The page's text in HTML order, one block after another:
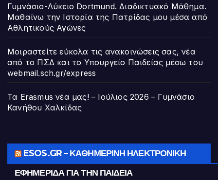
Γυμνάσιο-Λύκειο Dortmund. Διαδικτυακό Μάθημα.
Μαθαίνω την Ιστορία της Πατρίδας μου μέσα από
Αθλητικούς Αγώνες
Μοιραστείτε εύκολα τις ανακοινώσεις σας, νέα
από το ΠΣΔ και το Υπουργείο Παιδείας μέσω του
webmail.sch.gr/express
Τα Erasmus νέα μας! – Ιούλιος 2026 – Γυμνάσιο
Κανήθου Χαλκίδας
ESOS.GR – ΚΑΘΗΜΕΡΙΝΉ ΗΛΕΚΤΡΟΝΙΚΉ
ΕΦΗΜΕΡΊΔΑ ΓΙΑ ΤΗΝ ΠΑΙΔΕΊΑ